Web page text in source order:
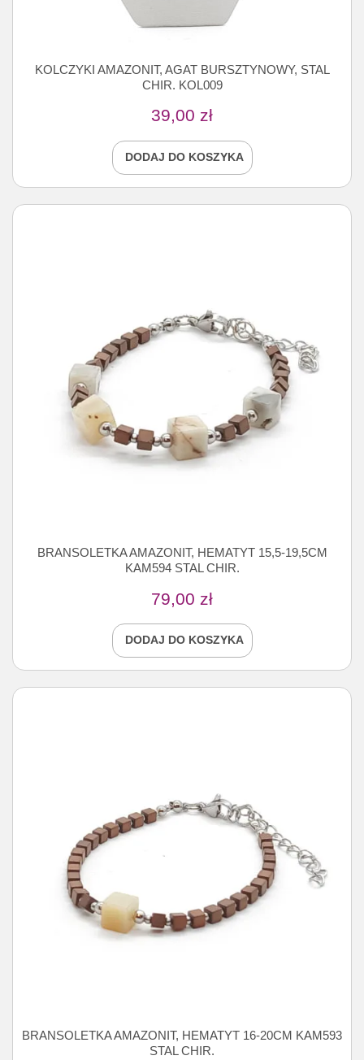
KOLCZYKI AMAZONIT, AGAT BURSZTYNOWY, STAL
CHIR. KOL009
39,00 zł
DODAJ DO KOSZYKA
BRANSOLETKA AMAZONIT, HEMATYT 15,5-19,5CM
KAM594 STAL CHIR.
79,00 zł
DODAJ DO KOSZYKA
BRANSOLETKA AMAZONIT, HEMATYT 16-20CM KAM593
STAL CHIR.